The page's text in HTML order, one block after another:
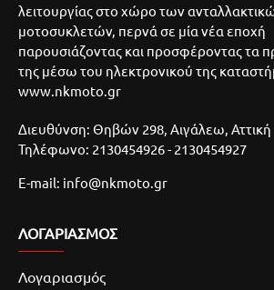
λειτουργίας στο χώρο των
μοτοσυκλετών, περνά σε μία νέα εποχή
παρουσιάζοντας και προσφέροντας τα
της μέσω του ηλεκτρονικού της
www.nkmoto.gr
Διευθύνση: Θηβών 298, Αιγάλεω, Αττική
Τηλέφωνο: 2130454926 - 2130454927
E-mail: info@nkmoto.gr
ΛΟΓΑΡΙΑΣΜΌΣ
Λογαριασμός